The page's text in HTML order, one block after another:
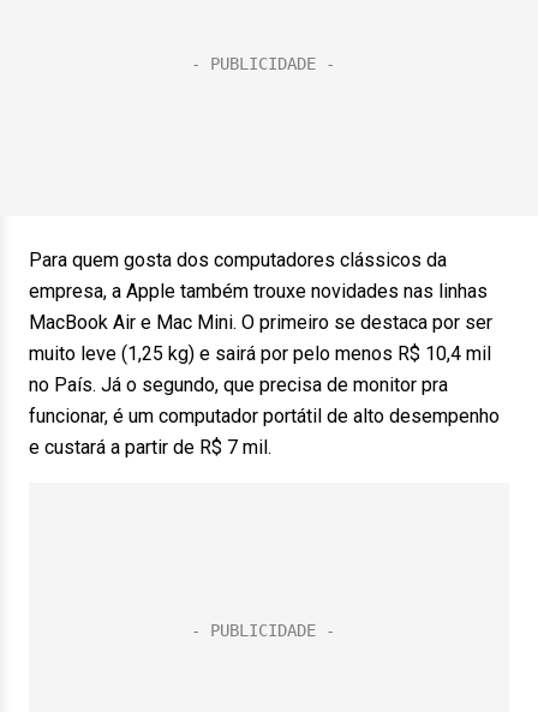
Para quem gosta dos computadores clássicos da
empresa, a Apple também trouxe novidades nas linhas
MacBook Air e Mac Mini. O primeiro se destaca por ser
muito leve (1,25 kg) e sairá por pelo menos R$ 10,4 mil
no País. Já o segundo, que precisa de monitor pra
funcionar, é um computador portátil de alto desempenho
e custará a partir de R$ 7 mil.